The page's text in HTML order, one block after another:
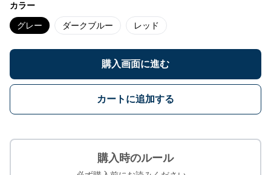
カラー
グレー ダークブルー レッド
購入画面に進む
カートに追加する
購入時のルール